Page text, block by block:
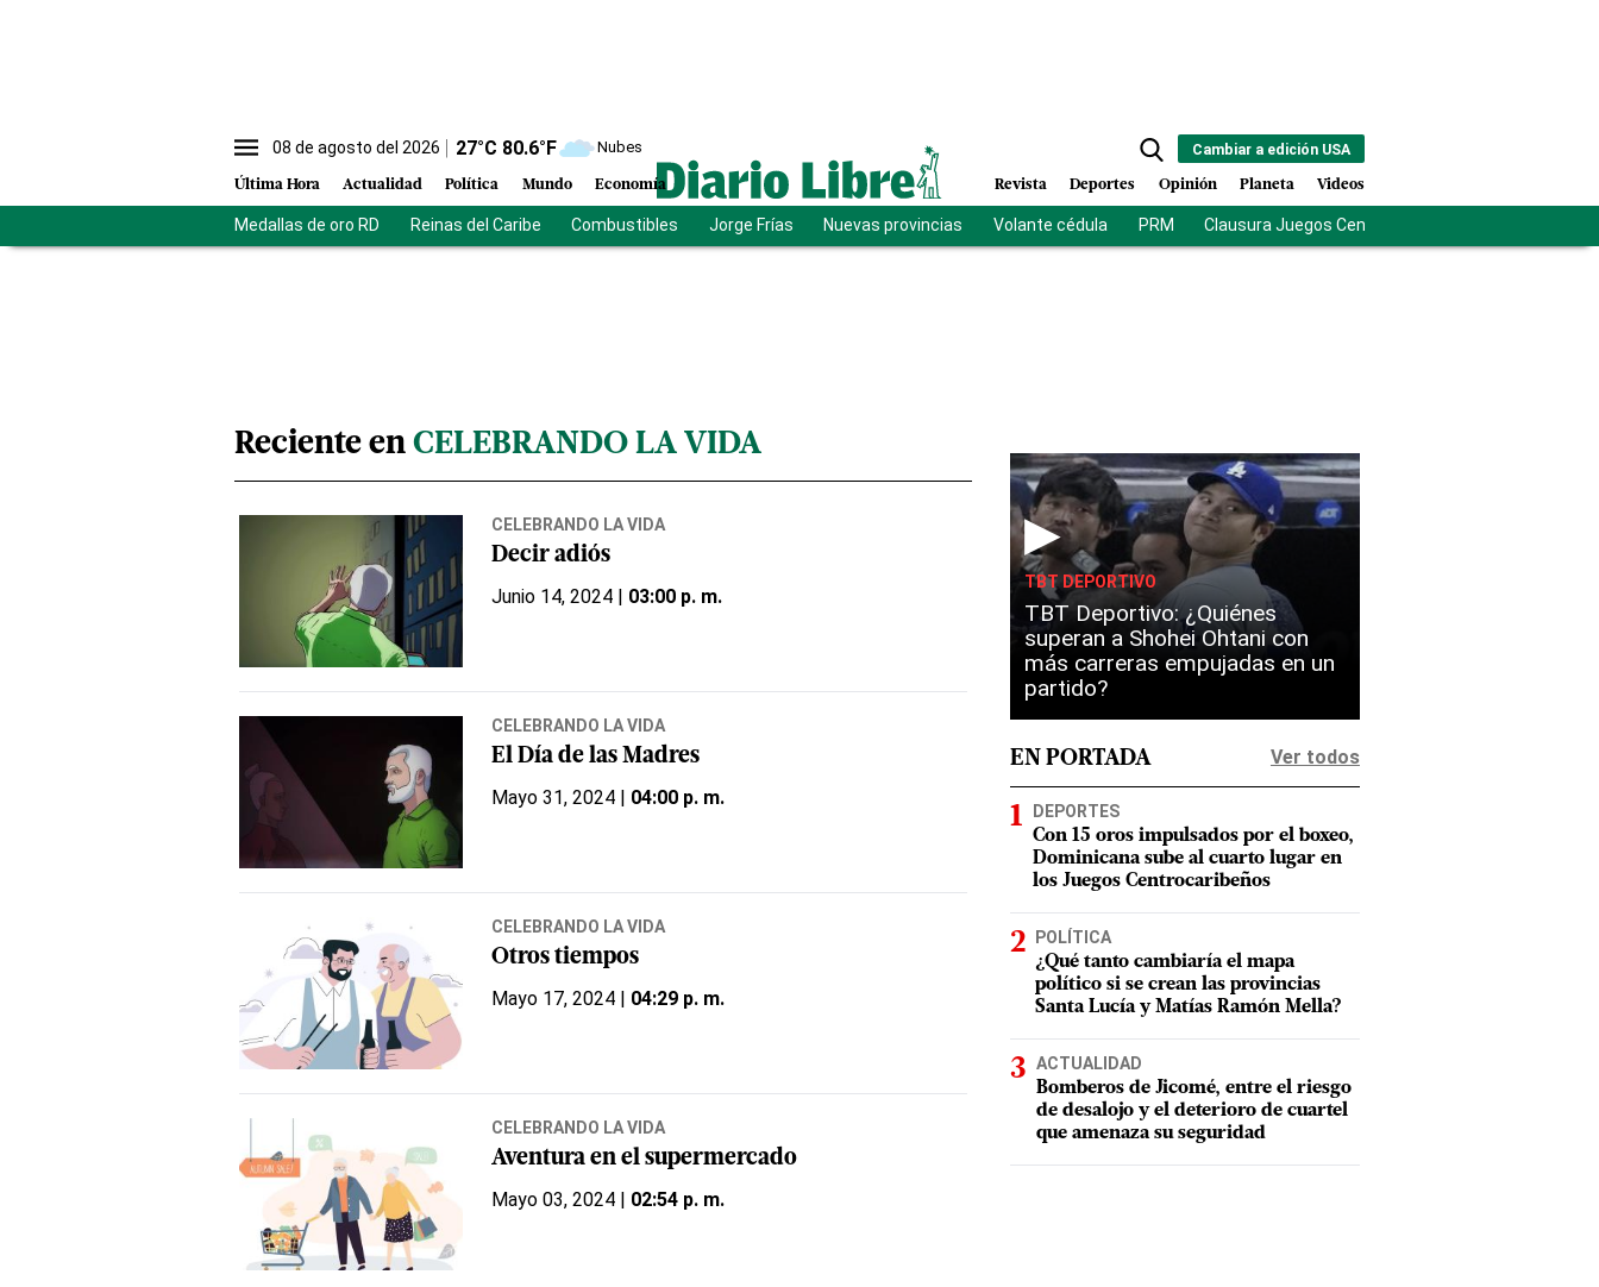
08 de agosto del 2026 27°C 80.6°F Nubes
Última Hora Actualidad Política Mundo Economía
Cambiar a edición USA
Revista Deportes Opinión Planeta Videos
Medallas de oro RD Reinas del Caribe Combustibles Jorge Frías Nuevas provincias Volante cédula PRM Clausura Juegos Centroamericanos
Reciente en CELEBRANDO LA VIDA
CELEBRANDO LA VIDA
Decir adiós
Junio 14, 2024 | 03:00 p. m.
CELEBRANDO LA VIDA
El Día de las Madres
Mayo 31, 2024 | 04:00 p. m.
CELEBRANDO LA VIDA
Otros tiempos
Mayo 17, 2024 | 04:29 p. m.
CELEBRANDO LA VIDA
Aventura en el supermercado
Mayo 03, 2024 | 02:54 p. m.
▶
TBT DEPORTIVO
TBT Deportivo: ¿Quiénes
superan a Shohei Ohtani con
más carreras empujadas en un
partido?
EN PORTADA Ver todos
DEPORTES
Con 15 oros impulsados por el boxeo,
Dominicana sube al cuarto lugar en
los Juegos Centrocaribeños
POLÍTICA
¿Qué tanto cambiaría el mapa
político si se crean las provincias
Santa Lucía y Matías Ramón Mella?
ACTUALIDAD
Bomberos de Jicomé, entre el riesgo
de desalojo y el deterioro de cuartel
que amenaza su seguridad